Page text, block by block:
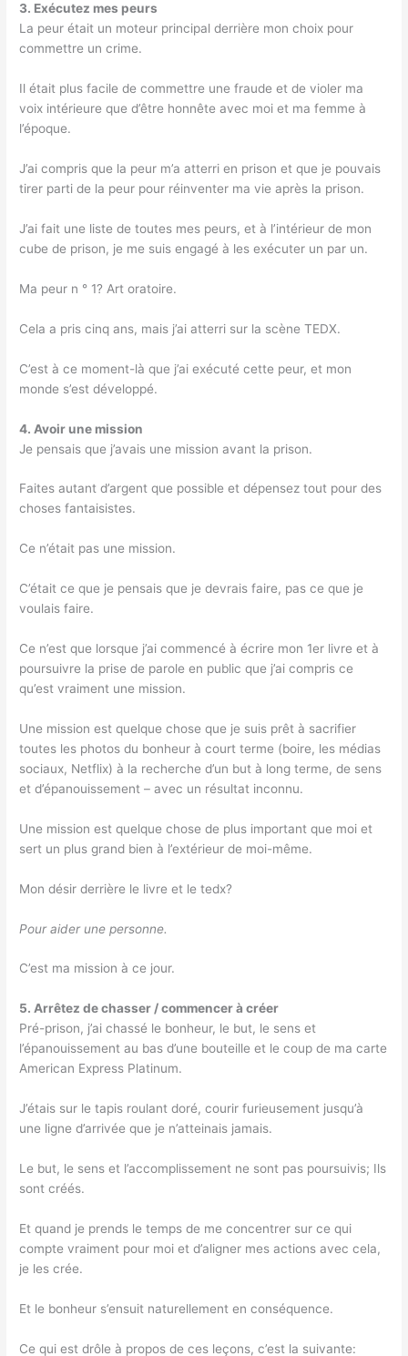
3. Exécutez mes peurs
La peur était un moteur principal derrière mon choix pour
commettre un crime.
Il était plus facile de commettre une fraude et de violer ma
voix intérieure que d’être honnête avec moi et ma femme à
l’époque.
J’ai compris que la peur m’a atterri en prison et que je pouvais
tirer parti de la peur pour réinventer ma vie après la prison.
J’ai fait une liste de toutes mes peurs, et à l’intérieur de mon
cube de prison, je me suis engagé à les exécuter un par un.
Ma peur n ° 1? Art oratoire.
Cela a pris cinq ans, mais j’ai atterri sur la scène TEDX.
C’est à ce moment-là que j’ai exécuté cette peur, et mon
monde s’est développé.
4. Avoir une mission
Je pensais que j’avais une mission avant la prison.
Faites autant d’argent que possible et dépensez tout pour des
choses fantaisistes.
Ce n’était pas une mission.
C’était ce que je pensais que je devrais faire, pas ce que je
voulais faire.
Ce n’est que lorsque j’ai commencé à écrire mon 1er livre et à
poursuivre la prise de parole en public que j’ai compris ce
qu’est vraiment une mission.
Une mission est quelque chose que je suis prêt à sacrifier
toutes les photos du bonheur à court terme (boire, les médias
sociaux, Netflix) à la recherche d’un but à long terme, de sens
et d’épanouissement – avec un résultat inconnu.
Une mission est quelque chose de plus important que moi et
sert un plus grand bien à l’extérieur de moi-même.
Mon désir derrière le livre et le tedx?
Pour aider une personne.
C’est ma mission à ce jour.
5. Arrêtez de chasser / commencer à créer
Pré-prison, j’ai chassé le bonheur, le but, le sens et
l’épanouissement au bas d’une bouteille et le coup de ma carte
American Express Platinum.
J’étais sur le tapis roulant doré, courir furieusement jusqu’à
une ligne d’arrivée que je n’atteinais jamais.
Le but, le sens et l’accomplissement ne sont pas poursuivis; Ils
sont créés.
Et quand je prends le temps de me concentrer sur ce qui
compte vraiment pour moi et d’aligner mes actions avec cela,
je les crée.
Et le bonheur s’ensuit naturellement en conséquence.
Ce qui est drôle à propos de ces leçons, c’est la suivante: